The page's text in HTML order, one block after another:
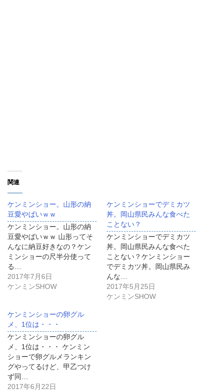
関連
ケンミンショー。山形の納
豆愛やばいｗｗ
ケンミンショー。山形の納
豆愛やばいｗｗ 山形ってそ
んなに納豆好きなの？ケン
ミンショーの尺半分使って
る…
2017年7月6日
ケンミンSHOW
ケンミンショーでデミカツ
丼。岡山県民みんな食べた
ことない？
ケンミンショーでデミカツ
丼。岡山県民みんな食べた
ことない？ケンミンショー
でデミカツ丼。岡山県民み
んな…
2017年5月25日
ケンミンSHOW
ケンミンショーの卵グル
メ、1位は・・・
ケンミンショーの卵グル
メ、1位は・・・ ケンミン
ショーで卵グルメランキン
グやってるけど、甲乙つけ
ず同…
2017年6月22日